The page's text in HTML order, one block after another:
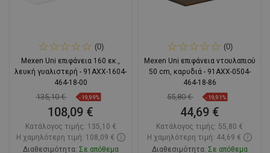
(0)
Mexen Uni επιφάνεια 160 εκ.,
λευκή γυαλιστερή - 91AXX-1604-
464-18-00
135,10 € -19,99%
108,09 €
Κατάλογος τιμής: 135,10 €
Η χαμηλότερη τιμή: 108,09 €
Διαθεσιμότητα: Σε απόθεμα
(0)
Mexen Uni επιφάνεια ντουλαπιού
50 cm, καρυδιά - 91AXX-0504-
464-18-86
55,80 € -19,91%
44,69 €
Κατάλογος τιμής: 55,80 €
Η χαμηλότερη τιμή: 44,69 €
Διαθεσιμότητα: Σε απόθεμα